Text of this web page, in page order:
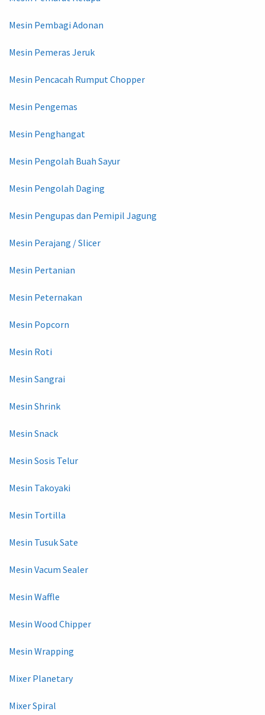
Mesin Pembagi Adonan
Mesin Pemeras Jeruk
Mesin Pencacah Rumput Chopper
Mesin Pengemas
Mesin Penghangat
Mesin Pengolah Buah Sayur
Mesin Pengolah Daging
Mesin Pengupas dan Pemipil Jagung
Mesin Perajang / Slicer
Mesin Pertanian
Mesin Peternakan
Mesin Popcorn
Mesin Roti
Mesin Sangrai
Mesin Shrink
Mesin Snack
Mesin Sosis Telur
Mesin Takoyaki
Mesin Tortilla
Mesin Tusuk Sate
Mesin Vacum Sealer
Mesin Waffle
Mesin Wood Chipper
Mesin Wrapping
Mixer Planetary
Mixer Spiral